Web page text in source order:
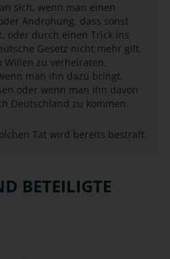
sich, wenn man einen
Androhung, dass sonst
oder durch einen Trick ins
Gesetz nicht mehr gilt,
zu verheiraten.
man ihn dazu bringt,
oder wenn man ihn davon
Deutschland zu kommen.
Tat wird bereits bestraft.
BETEILIGTE